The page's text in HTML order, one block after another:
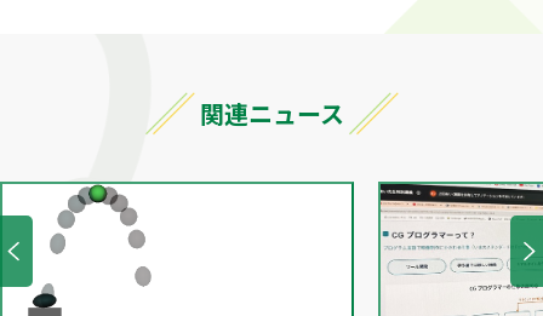
関連ニュース